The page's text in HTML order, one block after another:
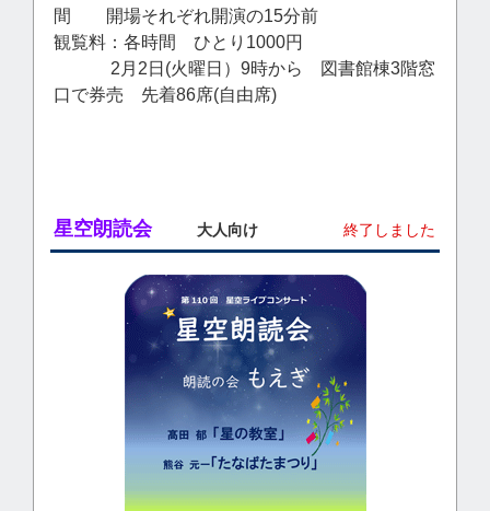
間 開場それぞれ開演の15分前
観覧料：各時間 ひとり1000円
2月2日(火曜日）9時から 図書館棟3階窓
口で券売 先着86席(自由席)
星空朗読会 大人向け 終了しました